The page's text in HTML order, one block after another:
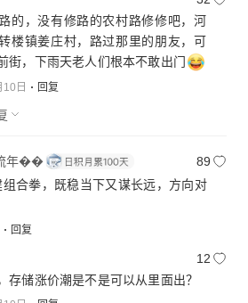
的，没有修路的农村路修修吧，河
楼镇姜庄村，路过那里的朋友，可
街，下雨天老人们根本不敢出门
10日 回复
年��
89
合拳，既稳当下又谋长远，方向对
回复
12
存储涨价潮是不是可以从里面出？